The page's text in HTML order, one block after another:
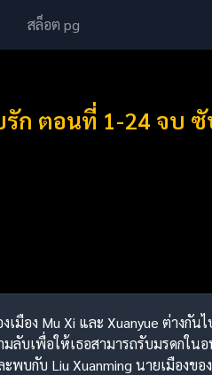
สล็อต pg
รัก ตอนที่ 1-24 จบ
มือง Mu Xi และ Xuanyue ต่างกั
ลับเพื่อให้เธอสามารถรับมรดกใ
บกับ Liu Xuanming นายเมืองขอ